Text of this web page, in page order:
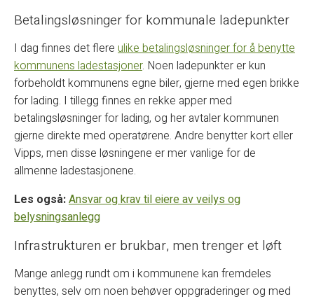
Betalingsløsninger for kommunale ladepunkter
I dag finnes det flere ulike betalingsløsninger for å benytte
kommunens ladestasjoner. Noen ladepunkter er kun
forbeholdt kommunens egne biler, gjerne med egen brikke
for lading. I tillegg finnes en rekke apper med
betalingsløsninger for lading, og her avtaler kommunen
gjerne direkte med operatørene. Andre benytter kort eller
Vipps, men disse løsningene er mer vanlige for de
allmenne ladestasjonene.
Les også:Ansvar og krav til eiere av veilys og
belysningsanlegg
Infrastrukturen er brukbar, men trenger et løft
Mange anlegg rundt om i kommunene kan fremdeles
benyttes, selv om noen behøver oppgraderinger og med